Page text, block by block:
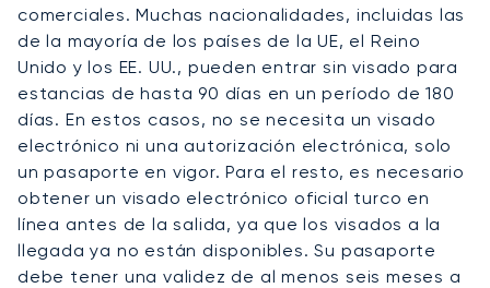
comerciales. Muchas nacionalidades, incluidas las
de la mayoría de los países de la UE, el Reino
Unido y los EE. UU., pueden entrar sin visado para
estancias de hasta 90 días en un período de 180
días. En estos casos, no se necesita un visado
electrónico ni una autorización electrónica, solo
un pasaporte en vigor. Para el resto, es necesario
obtener un visado electrónico oficial turco en
línea antes de la salida, ya que los visados a la
llegada ya no están disponibles. Su pasaporte
debe tener una validez de al menos seis meses a